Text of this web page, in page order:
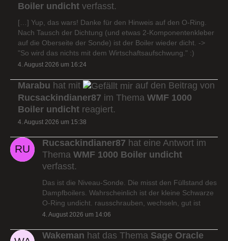
Boiler undicht verfasst.
[…] Yup, das wars! Danke für den Hinweis auf den O-Ring.
Nach Tausch der Dichtung (und etwas 2-Komponentenkleber
auf die Oberseite der Sonde) ist der Boiler wieder dicht. ->
"So wird das nichts mit dem Wirtschaftsaufschwung." :)
4. August 2026 um 16:24
Marabu hat mit
auf den Beitrag von
Rucsackindianer87 im Thema WMF 1000
Boiler undicht reagiert.
4. August 2026 um 15:38
Rucsackindianer87 hat eine Antwort im
Thema WMF 1000 Boiler undicht
verfasst.
Das ist die Niveau-Sonde. Die misst den Füllstand des
Dampfboilers. Wahrscheinlich ist der kleine Schwarze
O-Ring undicht. rausschrauben, wechseln, gut ist
4. August 2026 um 14:06
Wakeman hat das Thema Sage Oracle